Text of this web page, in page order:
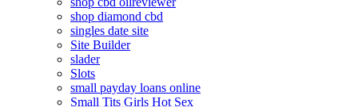
shop diamond cbd
singles date site
Site Builder
slader
Slots
small payday loans online
Small Tits Girls Hot Sex